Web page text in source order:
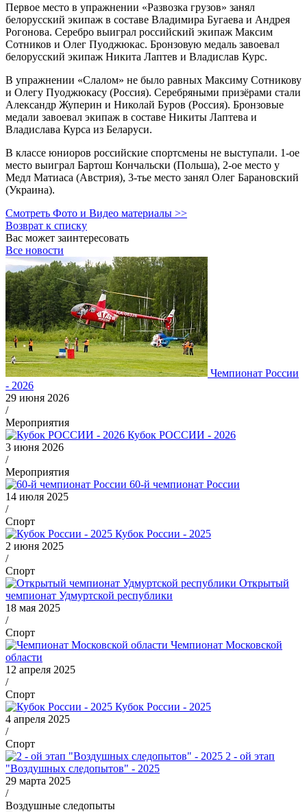
Первое место в упражнении «Развозка грузов» занял
белорусский экипаж в составе Владимира Бугаева и Андрея
Рогонова. Серебро выиграл российский экипаж Максим
Сотников и Олег Пуоджюкас. Бронзовую медаль завоевал
белорусский экипаж Никита Лаптев и Владислав Курс.
В упражнении «Слалом» не было равных Максиму Сотникову
и Олегу Пуоджюкасу (Россия). Серебряными призёрами стали
Александр Жуперин и Николай Буров (Россия). Бронзовые
медали завоевал экипаж в составе Никиты Лаптева и
Владислава Курса из Беларуси.
В классе юниоров российские спортсмены не выступали. 1-ое
место выиграл Бартош Кончальски (Польша), 2-ое место у
Медл Матиаса (Австрия), 3-тье место занял Олег Барановский
(Украина).
Смотреть Фото и Видео материалы >>
Возврат к списку
Вас может заинтересовать
Все новости
Чемпионат России
- 2026
29 июня 2026
/
Мероприятия
Кубок РОССИИ - 2026
3 июня 2026
/
Мероприятия
60-й чемпионат России
14 июля 2025
/
Спорт
Кубок России - 2025
2 июня 2025
/
Спорт
Открытый
чемпионат Удмуртской республики
18 мая 2025
/
Спорт
Чемпионат Московской
области
12 апреля 2025
/
Спорт
Кубок России - 2025
4 апреля 2025
/
Спорт
2 - ой этап
"Воздушных следопытов" - 2025
29 марта 2025
/
Воздушные следопыты